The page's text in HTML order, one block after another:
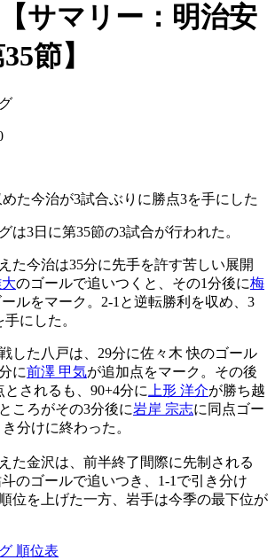
サマリー：明治安
節】
た今治が3試合ぶりに勝点3を手にした
は3日に第35節の3試合が行われた。
た今治は35分に先手を許す苦しい展開
のゴールで追いつくと、その1分後に梅
ルをマーク。2-1と逆転勝利を収め、3
にした。
した八戸は、29分に佐々木 快のゴール
に前澤 甲気が追加点をマーク。その後
されるも、90+4分に 上形 洋介が勝ち越
ころがその3分後に岩岸 宗志に同点ゴー
分けに終わった。
た金沢は、前半終了間際に先制される
のゴールで追いつき、1-1で引き分け
位を上げた一方、岩手は今季の最下位が
順位表